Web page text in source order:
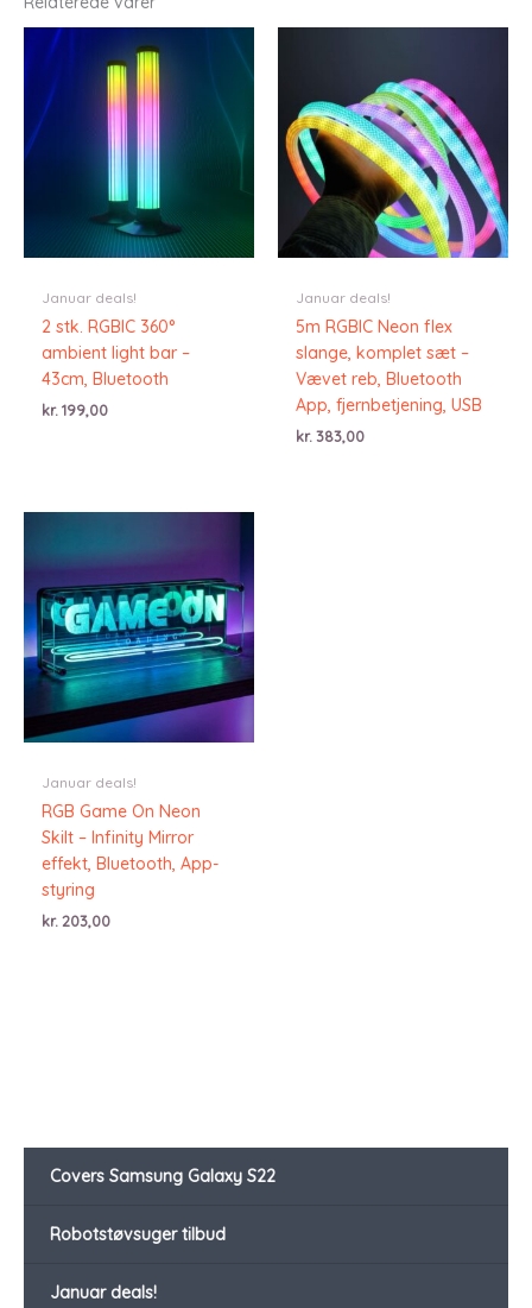
Covers Samsung Galaxy S22
Robotstøvsuger tilbud
Januar deals!
Januar deals!
2 stk. RGBIC 360°
ambient light bar –
43cm, Bluetooth
kr. 199,00
Januar deals!
5m RGBIC Neon flex
slange, komplet sæt –
Vævet reb, Bluetooth
App, fjernbetjening, USB
kr. 383,00
Januar deals!
RGB Game On Neon
Skilt – Infinity Mirror
effekt, Bluetooth, App-
styring
kr.203,00